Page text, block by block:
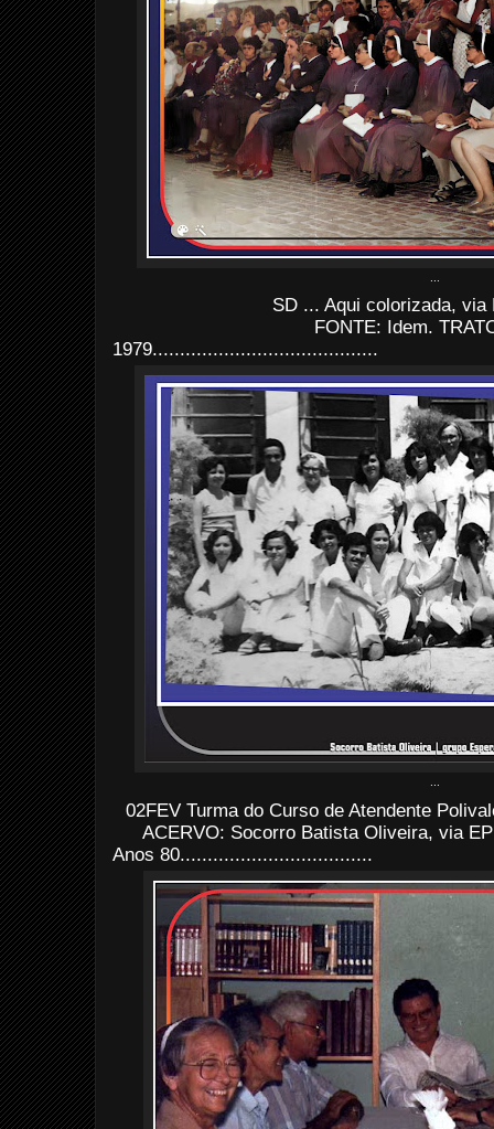
SD ... Aqui colorizada, via
FONTE: Idem.
1979.........................................
02FEV Turma do Curso de Atendente
ACERVO: Socorro Batista Oliveira, via
Anos 80...................................